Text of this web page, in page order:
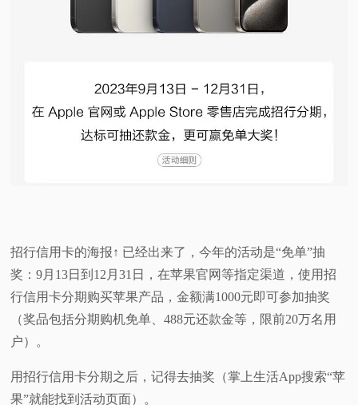
招行信用卡的海报↑ 已经出来了，今年的活动是“免单”抽
奖：9月13日到12月31日，在苹果官网等指定渠道，使用招
行信用卡分期购买苹果产品，金额满1000元即可参加抽奖
（奖品包括分期购机免单、488元还款金等，限前20万名用
户）。
用招行信用卡分期之后，记得去抽奖（掌上生活App搜索“苹
果”就能找到活动页面）。